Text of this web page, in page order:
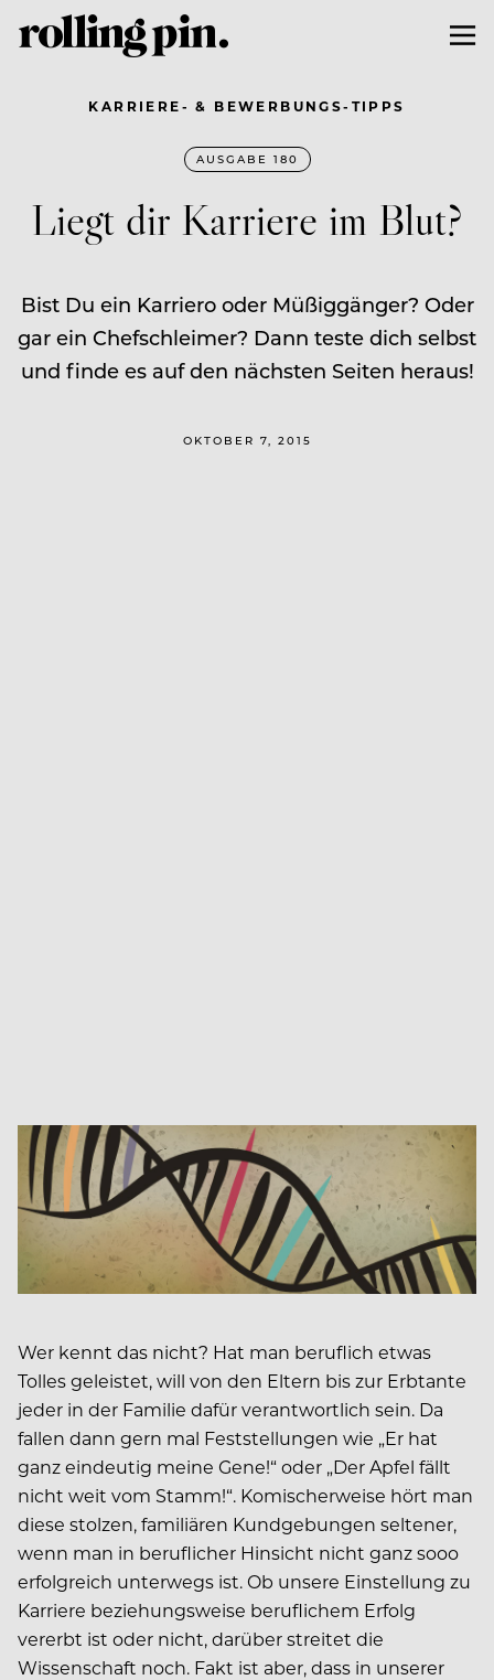
KARRIERE- & BEWERBUNGS-TIPPS
AUSGABE 180
Liegt dir Karriere im Blut?
Bist Du ein Karriero oder Müßiggänger? Oder
gar ein Chefschleimer? Dann teste dich selbst
und finde es auf den nächsten Seiten heraus!
OKTOBER 7, 2015
Wer kennt das nicht? Hat man beruflich etwas
Tolles geleistet, will von den Eltern bis zur Erbtante
jeder in der Familie dafür verantwortlich sein. Da
fallen dann gern mal Feststellungen wie „Er hat
ganz eindeutig meine Gene!“ oder „Der Apfel fällt
nicht weit vom Stamm!“. Komischerweise hört man
diese stolzen, familiären Kundgebungen seltener,
wenn man in beruflicher Hinsicht nicht ganz sooo
erfolgreich unterwegs ist. Ob unsere Einstellung zu
Karriere beziehungsweise beruflichem Erfolg
vererbt ist oder nicht, darüber streitet die
Wissenschaft noch. Fakt ist aber, dass in unserer